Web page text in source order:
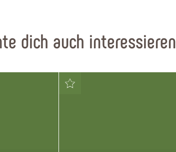
dich auch interessieren